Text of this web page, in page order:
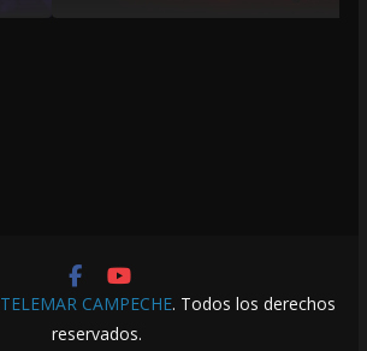
TELEMAR CAMPECHE. Todos los derechos
reservados.